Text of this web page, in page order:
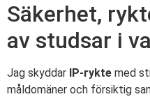
Säkerhet,
av studsar i
Jag skyddar IP-rykte med
måldomäner och försiktig